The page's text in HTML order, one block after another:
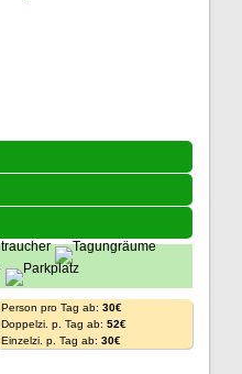
Person pro Tag ab: 30€
Doppelzi. p. Tag ab: 52€
Einzelzi. p. Tag ab: 30€